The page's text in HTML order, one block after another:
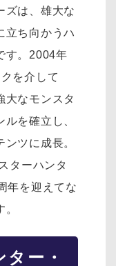
ズは、雄大な
立ち向かうハ
す。2004年
を介して
大なモンスタ
を確立し、
ツに成長。
ターハンタ
年を迎えてな
ター・